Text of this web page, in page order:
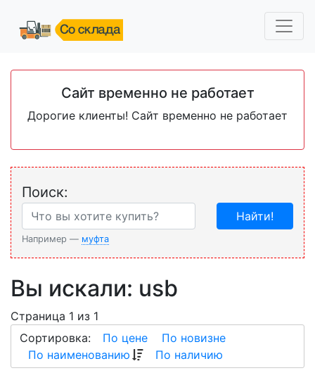
Сайт временно не работает
Дорогие клиенты! Сайт временно не работает
Поиск:
Например — муфта
Найти!
Вы искали: usb
Страница 1 из 1
Сортировка:
По цене
По новизне
По наименованию
По наличию